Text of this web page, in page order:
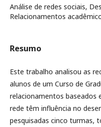
Análise de redes sociais,
Relacionamentos
Resumo
Este trabalho analisou as
alunos de um Curso de
relacionamentos baseados
rede têm influência no
pesquisadas cinco turmas,